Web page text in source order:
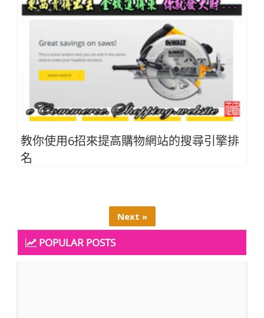
教你使用6招來提高購物網站的搜尋引擎排
名
Next »
POPULAR POSTS